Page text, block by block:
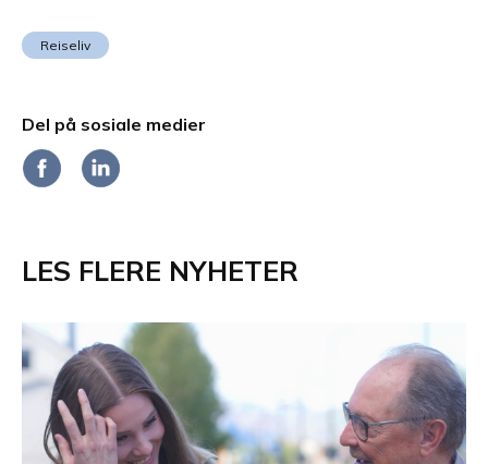
Reiseliv
Del på sosiale medier
LES FLERE NYHETER